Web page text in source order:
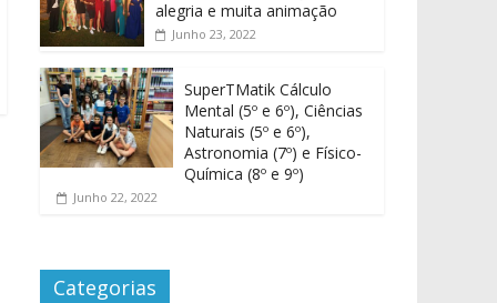
alegria e muita animação
Junho 23, 2022
SuperTMatik Cálculo
Mental (5º e 6º), Ciências
Naturais (5º e 6º),
Astronomia (7º) e Físico-
Química (8º e 9º)
Junho 22, 2022
Categorias